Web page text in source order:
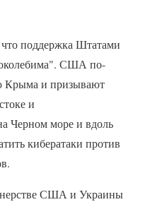
поддержка Штатами
США по-
Крыма и призывают
и
Черном море и вдоль
кибератаки против
США и Украины